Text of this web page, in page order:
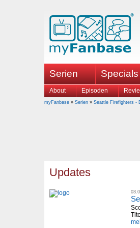
Serien Specials
About Episoden
myFanbase » Serien » Seattle Firefighters -
Updates